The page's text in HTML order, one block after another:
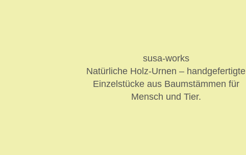
susa-works
Natürliche Holz-Urnen – handgefertigte
Einzelstücke aus Baumstämmen für
Mensch und Tier.